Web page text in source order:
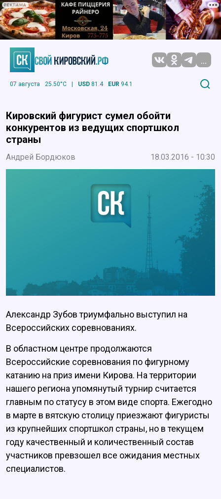
РЕКЛАМА
...
07 августа 25.50°C | USD 81.4 EUR 94.1
Кировский фигурист сумел обойти
конкурентов из ведущих спортшкол
страны
Андрей Бордюков 18.03.2016 - 10:30
Александр Зубов триумфально выступил на
Всероссийских соревнованиях.
В областном центре продолжаются
Всероссийские соревнования по фигурному
катанию на приз имени Кирова. На территории
нашего региона упомянутый турнир считается
главным по статусу в этом виде спорта. Ежегодно
в марте в вятскую столицу приезжают фигуристы
из крупнейших спортшкол страны, но в текущем
году качественный и количественный состав
участников превзошел все ожидания местных
специалистов.